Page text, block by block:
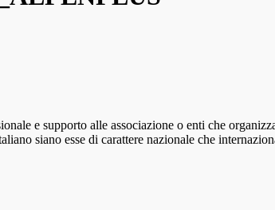
e supporto alle associazione o enti che
siano esse di carattere nazionale che